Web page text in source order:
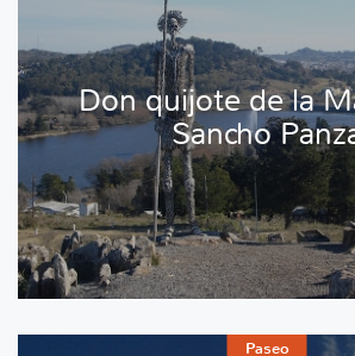
Don quijote de la
Sancho
Paseo